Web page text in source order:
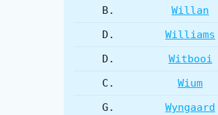
B.
Willan
D.
Williams
D.
Witbooi
C.
Wium
G.
Wyngaard